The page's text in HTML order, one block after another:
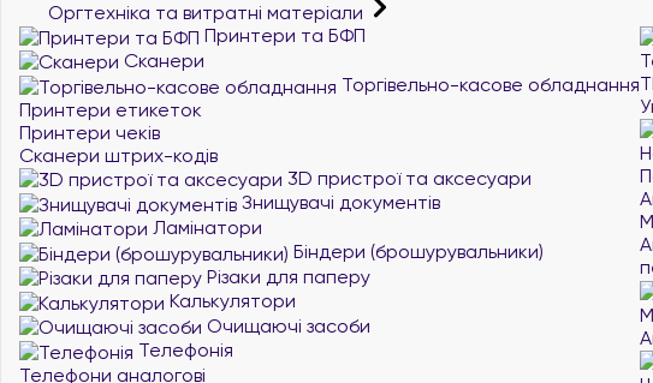
Оргтехніка та витратні матеріали
Принтери та БФП
Сканери
Торгівельно-касове обладнання
Принтери етикеток
Принтери чеків
Сканери штрих-кодів
3D пристрої та аксесуари
Знищувачі документів
Ламінатори
Біндери (брошурувальники)
Різаки для паперу
Калькулятори
Очищаючі засоби
Телефонія
Телефони аналогові